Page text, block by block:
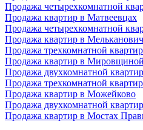
Продажа четырехкомнатной
Продажа квартир в Матвеевцах
Продажа четырехкомнатной
Продажа квартир в
Продажа трехкомнатной
Продажа квартир в Мировщиной
Продажа двухкомнатной
Продажа трехкомнатной
Продажа квартир в Можейково
Продажа двухкомнатной
Продажа квартир в Мостах